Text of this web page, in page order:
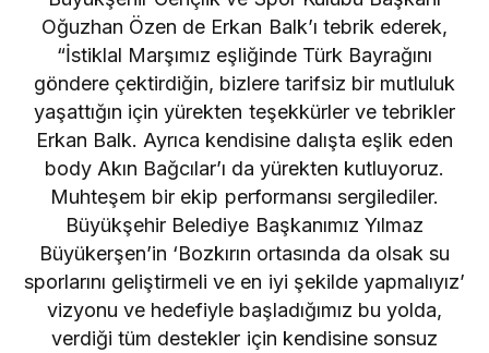
Oğuzhan Özen de Erkan Balk’ı tebrik ederek,
“İstiklal Marşımız eşliğinde Türk Bayrağını
göndere çektirdiğin, bizlere tarifsiz bir mutluluk
yaşattığın için yürekten teşekkürler ve tebrikler
Erkan Balk. Ayrıca kendisine dalışta eşlik eden
body Akın Bağcılar’ı da yürekten kutluyoruz.
Muhteşem bir ekip performansı sergilediler.
Büyükşehir Belediye Başkanımız Yılmaz
Büyükerşen’in ‘Bozkırın ortasında da olsak su
sporlarını geliştirmeli ve en iyi şekilde yapmalıyız’
vizyonu ve hedefiyle başladığımız bu yolda,
verdiği tüm destekler için kendisine sonsuz